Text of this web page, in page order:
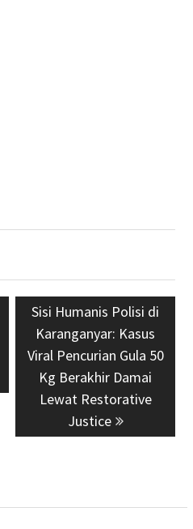
Next
post:
Sisi Humanis Polisi di
Karanganyar: Kasus
Viral Pencurian Gula 50
Kg Berakhir Damai
Lewat Restorative
Justice